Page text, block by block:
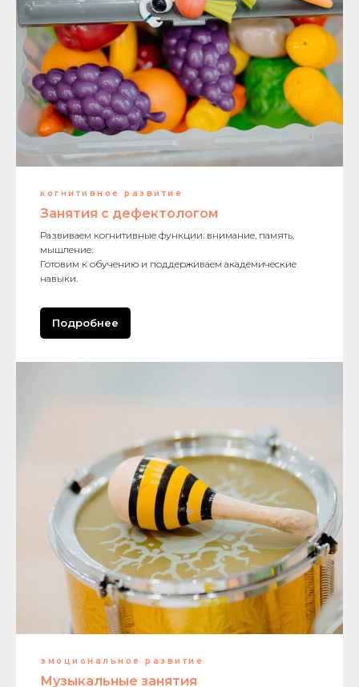
когнитивное развитие
Занятия с дефектологом
Развиваем когнитивные функции: внимание, память,
мышление.
Готовим к обучению и поддерживаем академические
навыки.
Подробнее
эмоциональное развитие
Музыкальные занятия